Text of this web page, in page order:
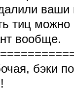
тиц
вообще.
бэки